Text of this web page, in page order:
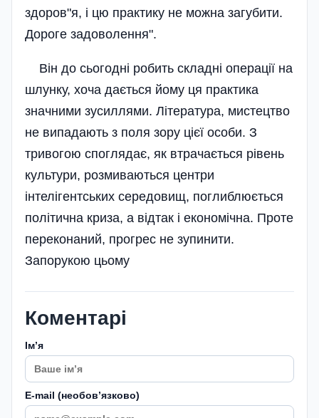
здоров"я, і цю практику не можна загубити.
Дороге задоволення".
Він до сьогодні робить складні операції на
шлунку, хоча дається йому ця практика
значними зусиллями. Література, мистецтво
не випадають з поля зору цієї особи. З
тривогою споглядає, як втрачається рівень
культури, розмиваються центри
інтелігентських середовищ, поглиблюється
політична криза, а відтак і економічна. Проте
переконаний, прогрес не зупинити.
Запорукою цьому
Коментарі
Імʼя
E-mail (необовʼязково)